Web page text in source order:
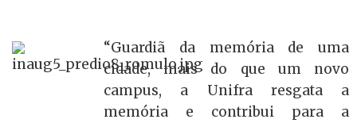
“Guardiã da memória de uma
cidade, mais do que um novo
campus, a Unifra resgata a
memória e contribui para a